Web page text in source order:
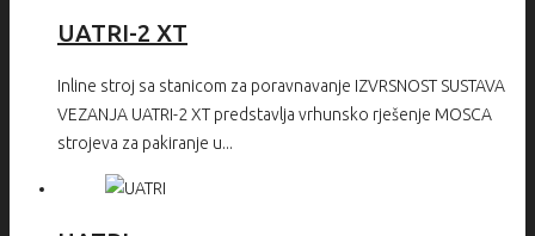
UATRI-2 XT
Inline stroj sa stanicom za poravnavanje IZVRSNOST SUSTAVA
VEZANJA UATRI-2 XT predstavlja vrhunsko rješenje MOSCA
strojeva za pakiranje u...